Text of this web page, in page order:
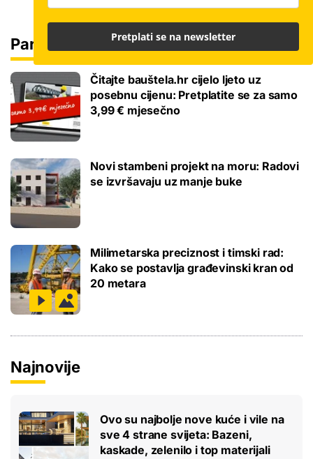
Partneri
Čitajte bauštela.hr cijelo ljeto uz
posebnu cijenu: Pretplatite se za samo
3,99 € mjesečno
Novi stambeni projekt na moru: Radovi
se izvršavaju uz manje buke
Milimetarska preciznost i timski rad:
Kako se postavlja građevinski kran od
20 metara
Najnovije
Ovo su najbolje nove kuće i vile na
sve 4 strane svijeta: Bazeni,
kaskade, zelenilo i top materijali
Pretplati se na newsletter